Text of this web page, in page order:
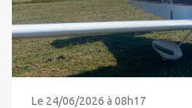
Le 24/06/2026 à 08h17